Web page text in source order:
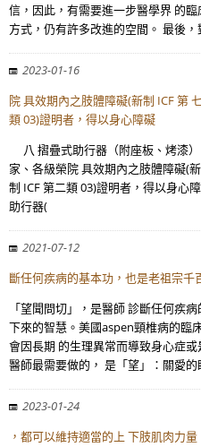
信，因此，有需要進一步醫學界 的
方式，仍有許多改進的空間。 最後，
2023-01-16
院 具效期內之肢體障礙(新制 ICF 第
類 03)證明者，得以身心障礙
八 摺疊式助行器（附座板、烤漆
家、各級榮院 具效期內之肢體障礙(
制 ICF 第二類 03)證明者，得以身心
助行器(
2021-07-12
斷任何疾病的基本功，也是老祖宗
「望聞問切」，是醫師 診斷任何疾
下來的智慧。美國aspen頸椎病的臨
會因長期 的生理異常而導致身心症
醫師最需要做的， 是「望」：關愛
2023-01-24
，都可以維持適當的上 下肢肌肉力